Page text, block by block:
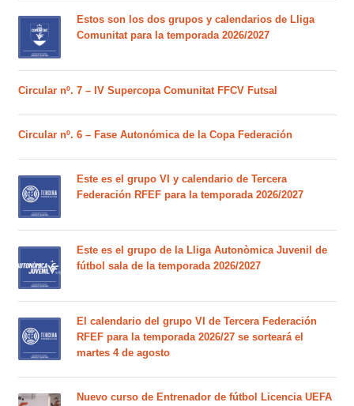
Estos son los dos grupos y calendarios de Lliga
Comunitat para la temporada 2026/2027
Circular nº. 7 – IV Supercopa Comunitat FFCV Futsal
Circular nº. 6 – Fase Autonómica de la Copa Federación
Este es el grupo VI y calendario de Tercera
Federación RFEF para la temporada 2026/2027
Este es el grupo de la Lliga Autonòmica Juvenil de
fútbol sala de la temporada 2026/2027
El calendario del grupo VI de Tercera Federación
RFEF para la temporada 2026/27 se sorteará el
martes 4 de agosto
Nuevo curso de Entrenador de fútbol Licencia UEFA